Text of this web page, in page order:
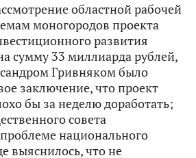
областной рабочей
моногородов проекта
развития
сумму 33 миллиарда рублей,
Гривняком было
заключение, что проект
бы за неделю доработать;
совета
национального
выяснилось, что не